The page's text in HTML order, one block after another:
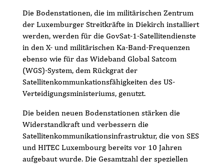
Die Bodenstationen, die im militärischen Zentrum
der Luxemburger Streitkräfte in Diekirch installiert
werden, werden für die GovSat-1-Satellitendienste
in den X- und militärischen Ka-Band-Frequenzen
ebenso wie für das Wideband Global Satcom
(WGS)-System, dem Rückgrat der
Satellitenkommunkationsfähigkeiten des US-
Verteidigungsministeriums, genutzt.
Die beiden neuen Bodenstationen stärken die
Widerstandkraft und verbessern die
Satellitenkommunikationsinfrastruktur, die von SES
und HITEC Luxembourg bereits vor 10 Jahren
aufgebaut wurde. Die Gesamtzahl der speziellen